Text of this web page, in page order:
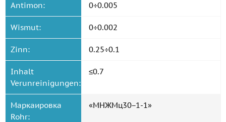
Antimon: 0÷0.005
Wismut: 0÷0.002
Zinn: 0.25÷0.1
Inhalt
Verunreinigungen:
≤0.7
Маркаировка
Rohr:
«МНЖМц30−1-1»